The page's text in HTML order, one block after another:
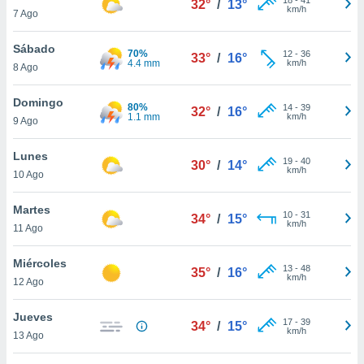
más
nuestra
y
de
disponible
cookies
aceptar
7 Ago
32° / 13°
km/h
Sábado
8 Ago
70%
4.4 mm
33° / 16° 12- 36
km/h
Domingo
9 Ago
80%
1.1 mm
32° / 16° 14- 39
km/h
Lunes
10 Ago
30° / 14° 19- 40
km/h
Martes
11 Ago
34° / 15° 10- 31
km/h
Miércoles
12 Ago
35° / 16° 13- 48
km/h
Jueves
13 Ago
34° / 15° 17- 39
km/h